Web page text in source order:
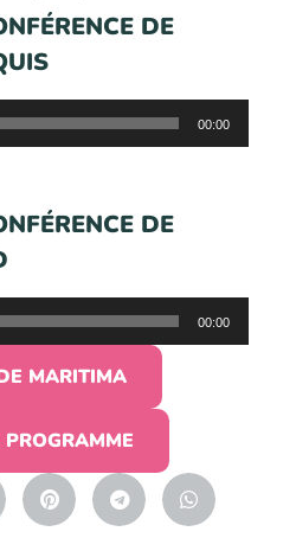
DE
00:00
DE
00:00
MARITIMA
PROGRAMME